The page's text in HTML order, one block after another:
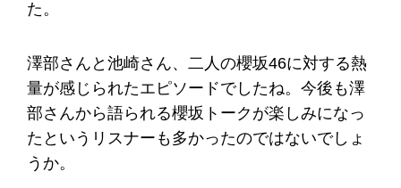
た。
澤部さんと池崎さん、二人の櫻坂46に対する熱
量が感じられたエピソードでしたね。今後も澤
部さんから語られる櫻坂トークが楽しみになっ
たというリスナーも多かったのではないでしょ
うか。